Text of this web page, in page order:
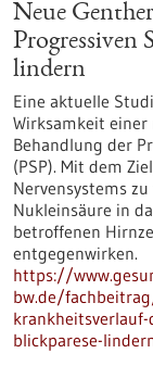
Neue
Progressiven
lindern
Eine aktuelle
Wirksamkeit
Behandlung der
(PSP). Mit dem
Nervensystems
Nukleinsäure in
betroffenen
entgegenwirken.
https://
bw.de/
blickparese-